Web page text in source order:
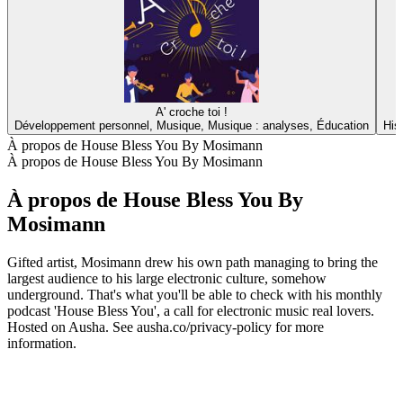
A' croche toi !
Développement personnel, Musique, Musique : analyses, Éducation
À propos de House Bless You By Mosimann
À propos de House Bless You By Mosimann
À propos de House Bless You By
Mosimann
Gifted artist, Mosimann drew his own path managing to bring the
largest audience to his large electronic culture, somehow
underground. That's what you'll be able to check with his monthly
podcast 'House Bless You', a call for electronic music real lovers.
Hosted on Ausha. See ausha.co/privacy-policy for more
information.